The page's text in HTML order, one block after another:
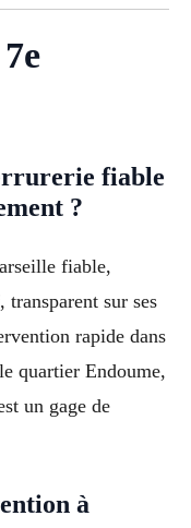
fiable
?
fiable,
sur ses
rapide dans
quartier Endoume,
un gage de
à